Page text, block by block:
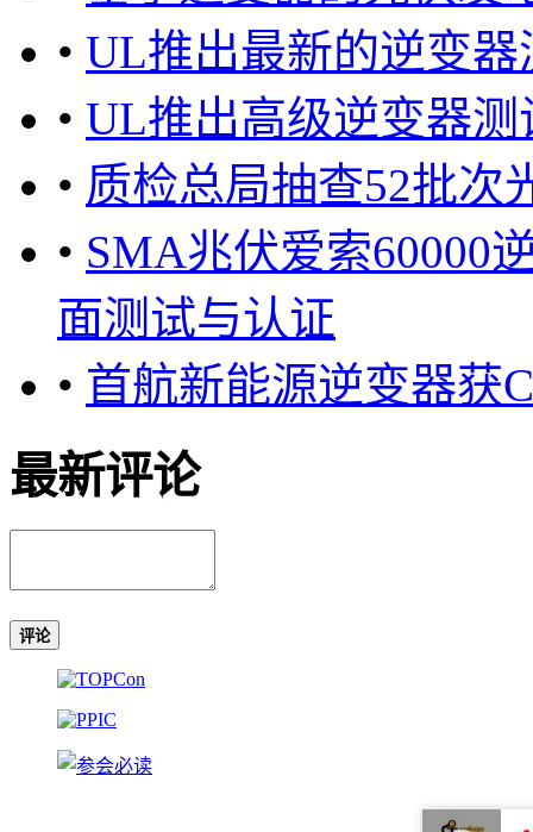
• UL推出最新的逆变
• UL推出高级逆变器
• 质检总局抽查52批次
• SMA兆伏爱索60000
面测试与认证
• 首航新能源逆变器获
最新评论
评论